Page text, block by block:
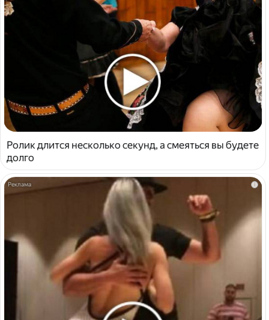
Ролик длится несколько секунд, а смеяться вы будете
долго
i